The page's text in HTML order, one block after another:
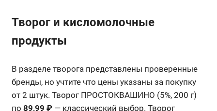
Творог и кисломолочные
продукты
В разделе творога представлены проверенные
бренды, но учтите что цены указаны за покупку
от 2 штук. Творог ПРОСТОКВАШИНО (5%, 200 г)
по 89,99 ₽ — классический выбор. Творог